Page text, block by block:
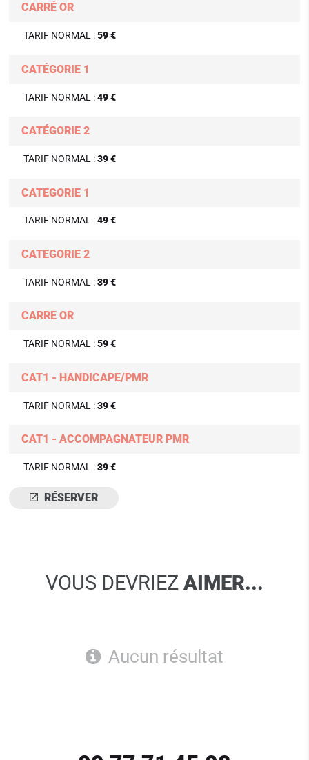
CARRÉ OR
TARIF NORMAL :59 €
CATÉGORIE 1
TARIF NORMAL :49 €
CATÉGORIE 2
TARIF NORMAL :39 €
CATEGORIE 1
TARIF NORMAL :49 €
CATEGORIE 2
TARIF NORMAL :39 €
CARRE OR
TARIF NORMAL :59 €
CAT1 - HANDICAPE/PMR
TARIF NORMAL :39 €
CAT1 - ACCOMPAGNATEUR PMR
TARIF NORMAL :39 €
RÉSERVER
VOUS DEVRIEZ AIMER...
Aucun résultat